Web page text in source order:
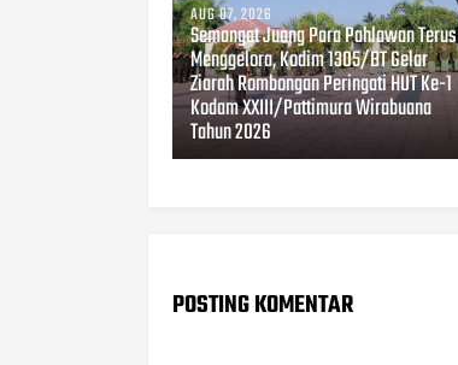
AUG 07, 2026
Semangat Juang Para Pahlawan Terus
Menggelora, Kodim 1305/BT Gelar
Ziarah Rombongan Peringati HUT Ke-1
Kodam XXIII/Pattimura Wirabuana
Tahun 2026
POSTING KOMENTAR